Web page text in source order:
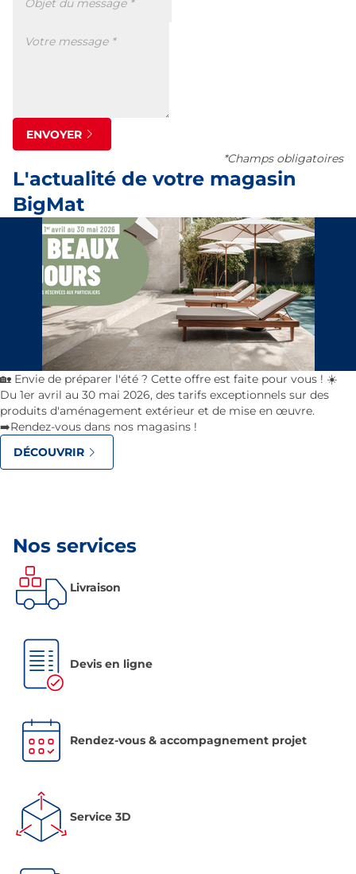
ENVOYER
*Champs obligatoires
L'actualité de votre magasin
BigMat
🏡 Envie de préparer l'été ? Cette offre est faite pour vous ! ☀️
Du 1er avril au 30 mai 2026, des tarifs exceptionnels sur des
produits d'aménagement extérieur et de mise en œuvre.
➡️Rendez-vous dans nos magasins !
DÉCOUVRIR
Nos services
Livraison
Devis en ligne
Rendez-vous & accompagnement projet
Service 3D